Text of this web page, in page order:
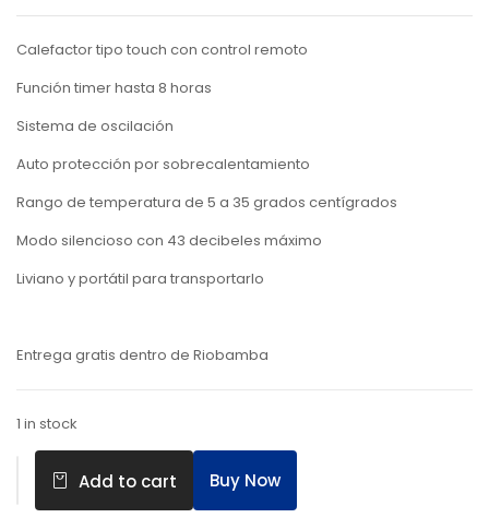
Calefactor tipo touch con control remoto
Función timer hasta 8 horas
Sistema de oscilación
Auto protección por sobrecalentamiento
Rango de temperatura de 5 a 35 grados centígrados
Modo silencioso con 43 decibeles máximo
Liviano y portátil para transportarlo
Entrega gratis dentro de Riobamba
1 in stock
Add to cart Buy Now